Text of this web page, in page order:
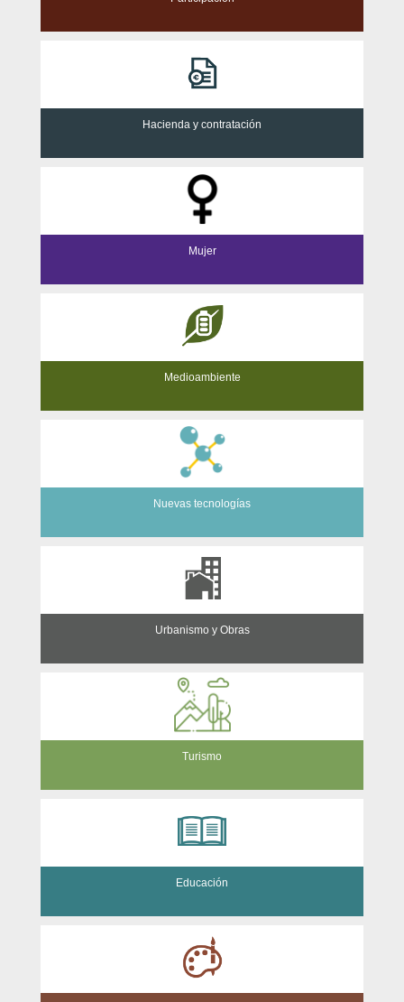
Hacienda y contratación
Mujer
Medioambiente
Nuevas tecnologías
Urbanismo y Obras
Turismo
Educación